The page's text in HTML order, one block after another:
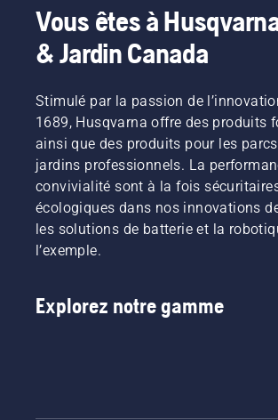
Vous êtes à
& Jardin Canada
Stimulé par la passion de
1689, Husqvarna offre des produits
ainsi que des produits pour les
jardins professionnels. La
convivialité sont à la fois
écologiques dans nos innovations
les solutions de batterie et la
l’exemple.
Explorez notre gamme